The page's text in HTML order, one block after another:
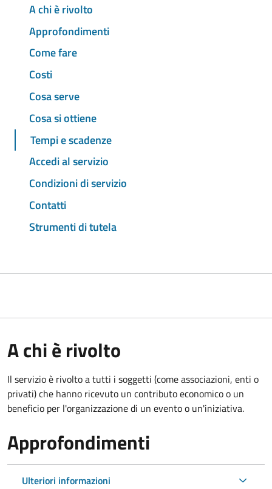
A chi è rivolto
Approfondimenti
Come fare
Costi
Cosa serve
Cosa si ottiene
Tempi e scadenze
Accedi al servizio
Condizioni di servizio
Contatti
Strumenti di tutela
A chi è rivolto
Il servizio è rivolto a tutti i soggetti (come associazioni, enti o
privati) che hanno ricevuto un contributo economico o un
beneficio per l'organizzazione di un evento o un'iniziativa.
Approfondimenti
Ulteriori informazioni